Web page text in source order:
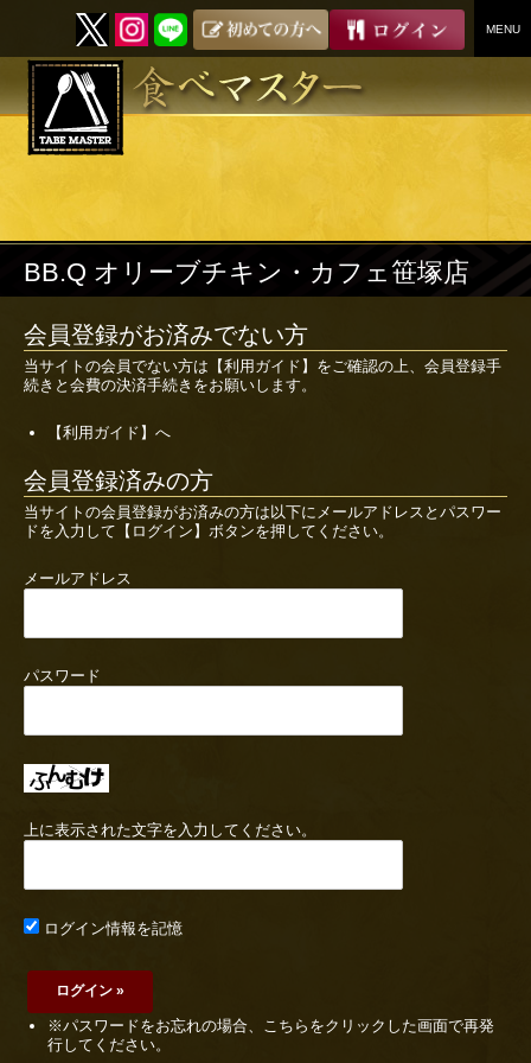
MENU
SKIP
BB.Q オリーブチキン・カフェ笹塚店
会員登録がお済みでない方
当サイトの会員でない方は 【利用ガイド】 をご確認の上、会員登録手
続きと会費の決済手続きをお願いします。
【利用ガイド】へ
会員登録済みの方
当サイトの会員登録がお済みの方は以下にメールアドレスとパスワー
ドを入力して【ログイン】ボタンを押してください。
メールアドレス
パスワード
上に表示された文字を入力してください。
ログイン情報を記憶
※パスワードをお忘れの場合、こちらをクリックした画面で再発
行してください。